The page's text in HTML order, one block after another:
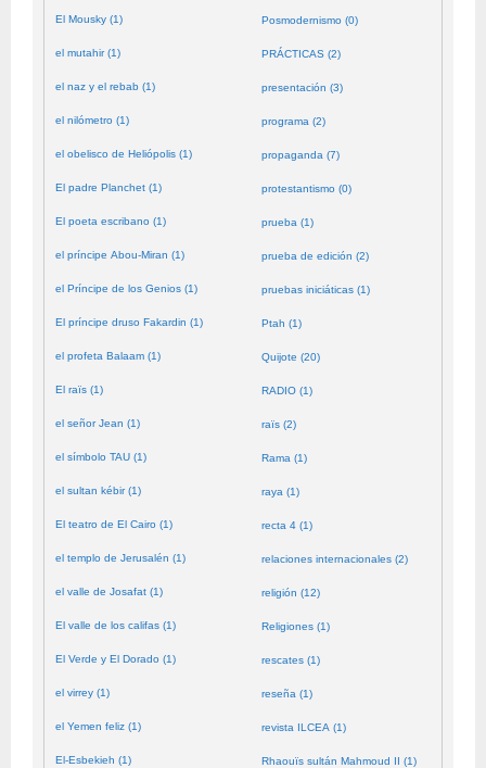
El Mousky (1)
el mutahir (1)
el naz y el rebab (1)
el nilómetro (1)
el obelisco de Heliópolis (1)
El padre Planchet (1)
El poeta escribano (1)
el príncipe Abou-Miran (1)
el Príncipe de los Genios (1)
El príncipe druso Fakardin (1)
el profeta Balaam (1)
El raïs (1)
el señor Jean (1)
el símbolo TAU (1)
el sultan kébir (1)
El teatro de El Cairo (1)
el templo de Jerusalén (1)
el valle de Josafat (1)
El valle de los califas (1)
El Verde y El Dorado (1)
el virrey (1)
el Yemen feliz (1)
El-Esbekieh (1)
Posmodernismo (0)
PRÁCTICAS (2)
presentación (3)
programa (2)
propaganda (7)
protestantismo (0)
prueba (1)
prueba de edición (2)
pruebas iniciáticas (1)
Ptah (1)
Quijote (20)
RADIO (1)
raïs (2)
Rama (1)
raya (1)
recta 4 (1)
relaciones internacionales (2)
religión (12)
Religiones (1)
rescates (1)
reseña (1)
revista ILCEA (1)
Rhaouïs sultán Mahmoud II (1)